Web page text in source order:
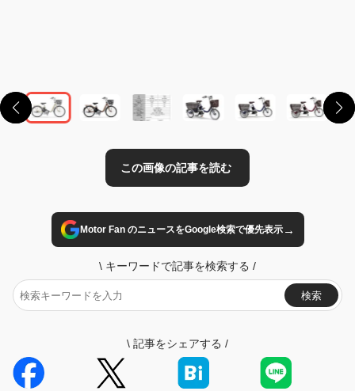
Motor Fan のニュースをGoogle検索で優先表示→
\ キーワードで記事を検索する /
検索
\ 記事をシェアする /